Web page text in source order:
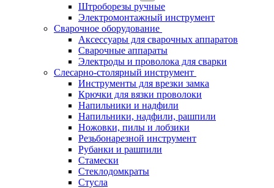
Штроборезы ручные
Электромонтажный инструмент
Сварочное оборудование
Аксессуары для сварочных аппаратов
Сварочные аппараты
Электроды и проволока для сварки
Слесарно-столярный инструмент
Инструменты для врезки замка
Крючки для вязки проволоки
Напильники и надфили
Напильники, надфили, рашпили
Ножовки, пилы и лобзики
Резьбонарезной инструмент
Рубанки и рашпили
Стамески
Стеклодомкраты
Стусла